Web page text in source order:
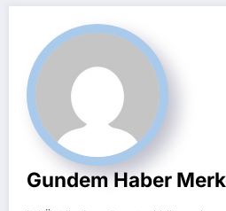
Gundem Haber